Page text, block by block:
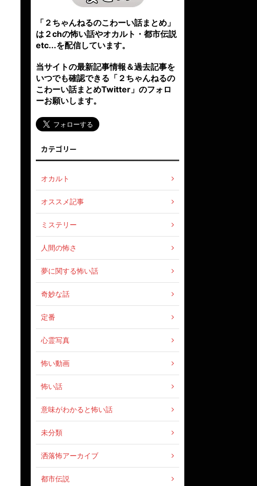
「２ちゃんねるのこわーい話まとめ」
は２chの怖い話やオカルト・都市伝説
etc...を配信しています。
当サイトの最新記事情報＆過去記事を
いつでも確認できる「２ちゃんねるの
こわーい話まとめTwitter」のフォロ
ーお願いします。
カテゴリー
オカルト
オススメ記事
ミステリー
人間の怖さ
夢に関する怖い話
奇妙な話
定番
心霊写真
怖い動画
怖い話
意味がわかると怖い話
未分類
洒落怖アーカイブ
都市伝説